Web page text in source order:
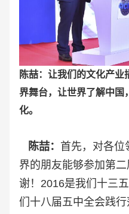
陈喆：让我们的文化产
界舞台，让世界了解中国
化。
陈喆： 首先，对各位
界的朋友能够参加第
谢！2016是我们十三
们十八届五中全会践行